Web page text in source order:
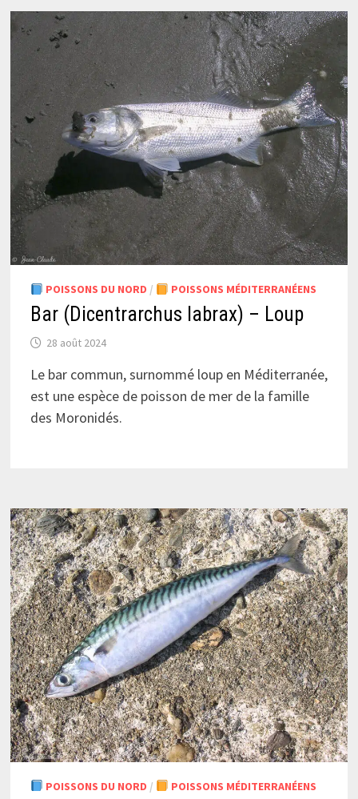
POISSONS DU NORD / POISSONS MÉDITERRANÉENS
Bar (Dicentrarchus labrax) – Loup
28 août 2024
Le bar commun, surnommé loup en Méditerranée,
est une espèce de poisson de mer de la famille
des Moronidés.
POISSONS DU NORD / POISSONS MÉDITERRANÉENS